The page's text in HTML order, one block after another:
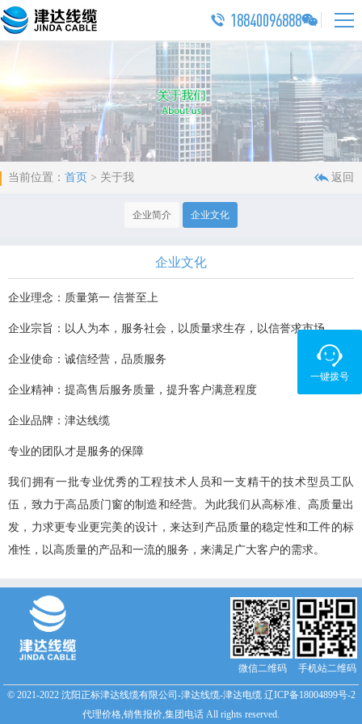

 18840096888
当前位置： 首页 > 关于我  返回
企业简介 企业文化
企业文化
企业理念：质量第一 信誉至上
企业宗旨：以人为本，服务社会，以质量求生存，以信誉求市场
企业使命：诚信经营，品质服务
企业精神：提高售后服务质量，提升客户满意程度
企业品牌：津达线缆
专业的团队才是服务的保障
我们拥有一批专业优秀的工程技术人员和一支精干的技术型员工队
伍，致力于高品质门窗的制造和经营。为此我们从高标准、高质量出
发，力求更专业更完美的设计，来达到产品质量的稳定性和工件的标
准性，以高质量的产品和一流的服务，来满足广大客户的需求。
一键拨号
微信二维码 手机站二维码
© 2021-2022 沈阳正标津达线缆有限公司-津达线缆-津达电缆 辽ICP备18004899号-2
代理价格,销售报价,集团电话 All rights reserved.